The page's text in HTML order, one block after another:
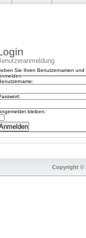
Sie Ihren Benutzernamen
bleiben:
Copyright ©